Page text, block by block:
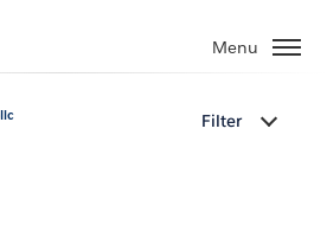
Menu
Filter